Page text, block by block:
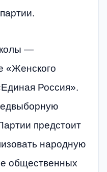
—
«Женского
Россия».
предстоит
народную
общественных